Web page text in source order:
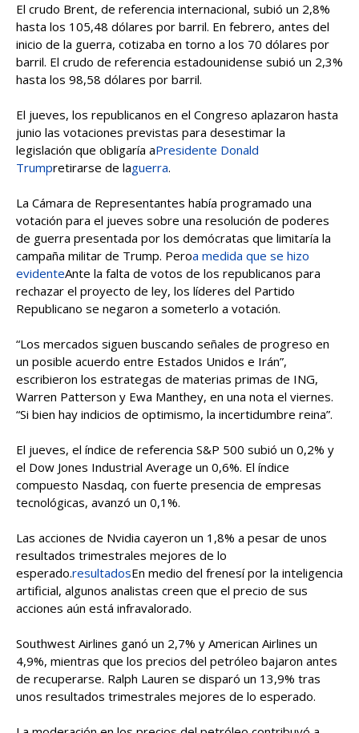
El crudo Brent, de referencia internacional, subió un 2,8%
hasta los 105,48 dólares por barril. En febrero, antes del
inicio de la guerra, cotizaba en torno a los 70 dólares por
barril. El crudo de referencia estadounidense subió un 2,3%
hasta los 98,58 dólares por barril.
El jueves, los republicanos en el Congreso aplazaron hasta
junio las votaciones previstas para desestimar la
legislación que obligaría aPresidente Donald
Trumpretirarse de laguerra.
La Cámara de Representantes había programado una
votación para el jueves sobre una resolución de poderes
de guerra presentada por los demócratas que limitaría la
campaña militar de Trump. Peroa medida que se hizo
evidenteAnte la falta de votos de los republicanos para
rechazar el proyecto de ley, los líderes del Partido
Republicano se negaron a someterlo a votación.
“Los mercados siguen buscando señales de progreso en
un posible acuerdo entre Estados Unidos e Irán”,
escribieron los estrategas de materias primas de ING,
Warren Patterson y Ewa Manthey, en una nota el viernes.
“Si bien hay indicios de optimismo, la incertidumbre reina”.
El jueves, el índice de referencia S&P 500 subió un 0,2% y
el Dow Jones Industrial Average un 0,6%. El índice
compuesto Nasdaq, con fuerte presencia de empresas
tecnológicas, avanzó un 0,1%.
Las acciones de Nvidia cayeron un 1,8% a pesar de unos
resultados trimestrales mejores de lo
esperado.resultadosEn medio del frenesí por la inteligencia
artificial, algunos analistas creen que el precio de sus
acciones aún está infravalorado.
Southwest Airlines ganó un 2,7% y American Airlines un
4,9%, mientras que los precios del petróleo bajaron antes
de recuperarse. Ralph Lauren se disparó un 13,9% tras
unos resultados trimestrales mejores de lo esperado.